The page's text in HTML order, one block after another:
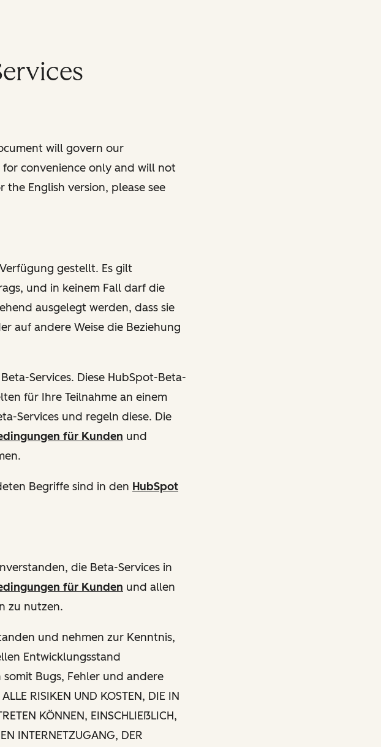
will govern our
convenience only and will not
English version, please see
gestellt. Es gilt
und in keinem Fall darf die
ausgelegt werden, dass sie
auf andere Weise die Beziehung
Services. Diese HubSpot-Beta-
für Ihre Teilnahme an einem
Services und regeln diese. Die
für Kunden und
Begriffe sind in den HubSpot
die Beta-Services in
für Kunden und allen
zu nutzen.
und nehmen zur Kenntnis,
Entwicklungsstand
Bugs, Fehler und andere
RISIKEN UND KOSTEN, DIE IN
KÖNNEN, EINSCHLIEẞLICH,
INTERNETZUGANG, DER